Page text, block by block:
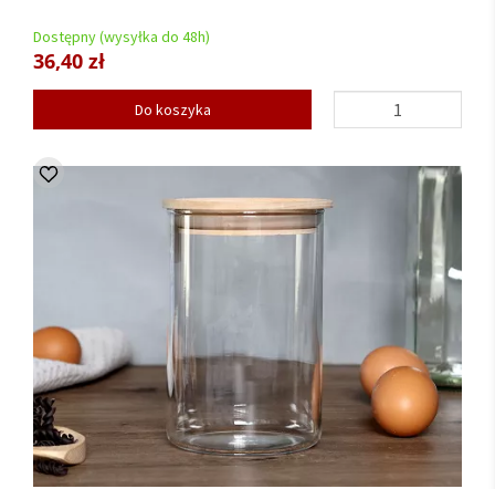
Dostępny (wysyłka do 48h)
36,40 zł
Do koszyka